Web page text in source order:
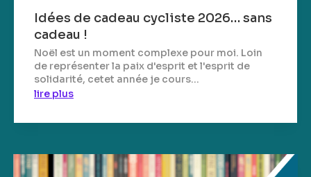
Idées de cadeau cycliste 2026… sans
cadeau !
Noël est un moment complexe pour moi. Loin
de représenter la paix d'esprit et l'esprit de
solidarité, cetet année je cours...
lire plus